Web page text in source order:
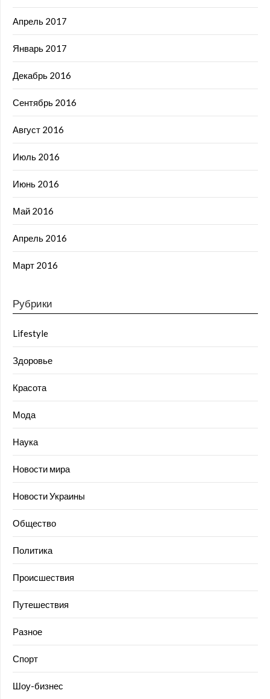
Апрель 2017
Январь 2017
Декабрь 2016
Сентябрь 2016
Август 2016
Июль 2016
Июнь 2016
Май 2016
Апрель 2016
Март 2016
Рубрики
Lifestyle
Здоровье
Красота
Мода
Наука
Новости мира
Новости Украины
Общество
Политика
Происшествия
Путешествия
Разное
Спорт
Шоу-бизнес